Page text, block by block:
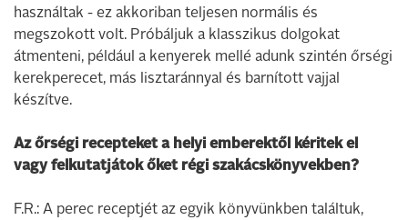
használtak - ez akkoriban teljesen normális és
megszokott volt. Próbáljuk a klasszikus dolgokat
átmenteni, például a kenyerek mellé adunk szintén őrségi
kerekperecet, más lisztaránnyal és barnított vajjal
készítve.
Az őrségi recepteket a helyi emberektől kéritek el
vagy felkutatjátok őket régi szakácskönyvekben?
F.R.: A perec receptjét az egyik könyvünkben találtuk,